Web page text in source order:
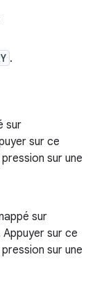
.
sur
sur ce
sur une
sur
Appuyer sur ce
sur une